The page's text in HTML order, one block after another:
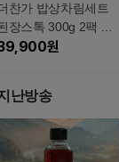
찬가 밥상차림세트
장스톡 300g 2팩 매
장아찌 300g 1팩
원
난방송